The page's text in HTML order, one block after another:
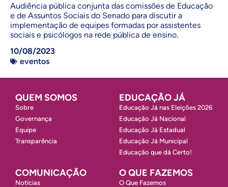
Audiência pública conjunta das comissões de Educação
e de Assuntos Sociais do Senado para discutir a
implementação de equipes formadas por assistentes
sociais e psicólogos na rede pública de ensino.
10/08/2023
eventos
QUEM SOMOS
Sobre
Governança
Equipe
Transparência
EDUCAÇÃO JÁ
Educação Já nas Eleições 2026
Educação Já Nacional
Educação Já Estadual
Educação Já Municipal
Educação que dá Certo!
COMUNICAÇÃO
Notícias
O QUE FAZEMOS
O Que Fazemos